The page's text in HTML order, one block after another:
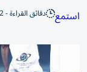
استمع دقائق القراءة - 2